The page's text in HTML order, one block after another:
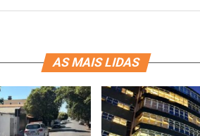
AS MAIS LIDAS